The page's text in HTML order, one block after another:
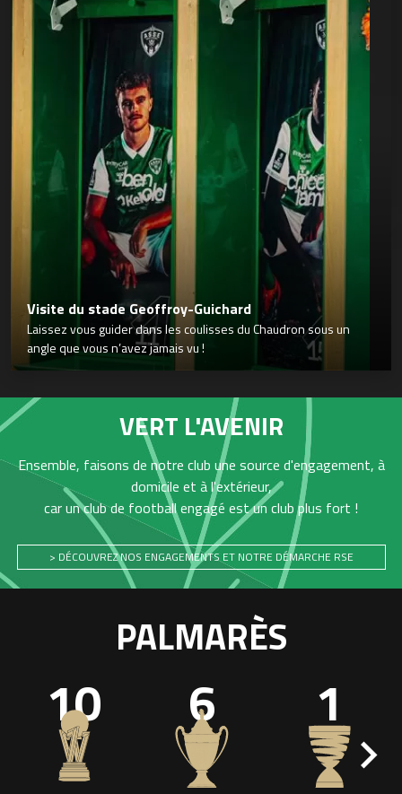
Visite du stade Geoffroy-Guichard
Laissez vous guider dans les coulisses du Chaudron sous un
angle que vous n’avez jamais vu !
VERT L'AVENIR
Ensemble, faisons de notre club une source d'engagement, à
domicile et à l'extérieur,
car un club de football engagé est un club plus fort !
> DÉCOUVREZ NOS ENGAGEMENTS ET NOTRE DÉMARCHE RSE
PALMARÈS
10 6 1